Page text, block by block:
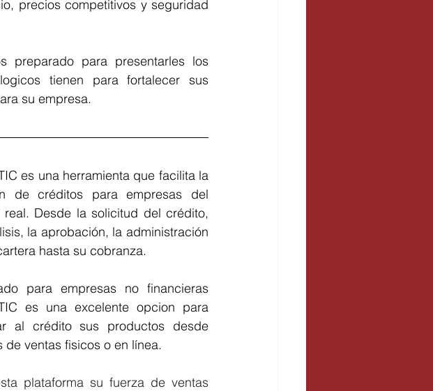
precios competitivos y seguridad
preparado para presentarles los
tienen para fortalecer sus
su empresa.
es una herramienta que facilita la
de créditos para empresas del
real. Desde la solicitud del crédito,
la aprobación, la administración
hasta su cobranza.
para empresas no financieras
es una excelente opcion para
al crédito sus productos desde
de ventas fisicos o en línea.
plataforma su fuerza de ventas